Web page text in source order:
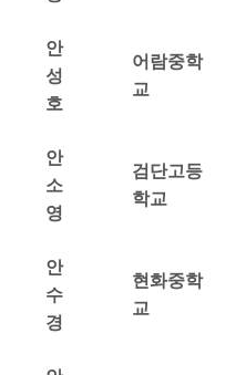
안
성
호
어람중학
교
안
소
영
검단고등
학교
안
수
경
현화중학
교